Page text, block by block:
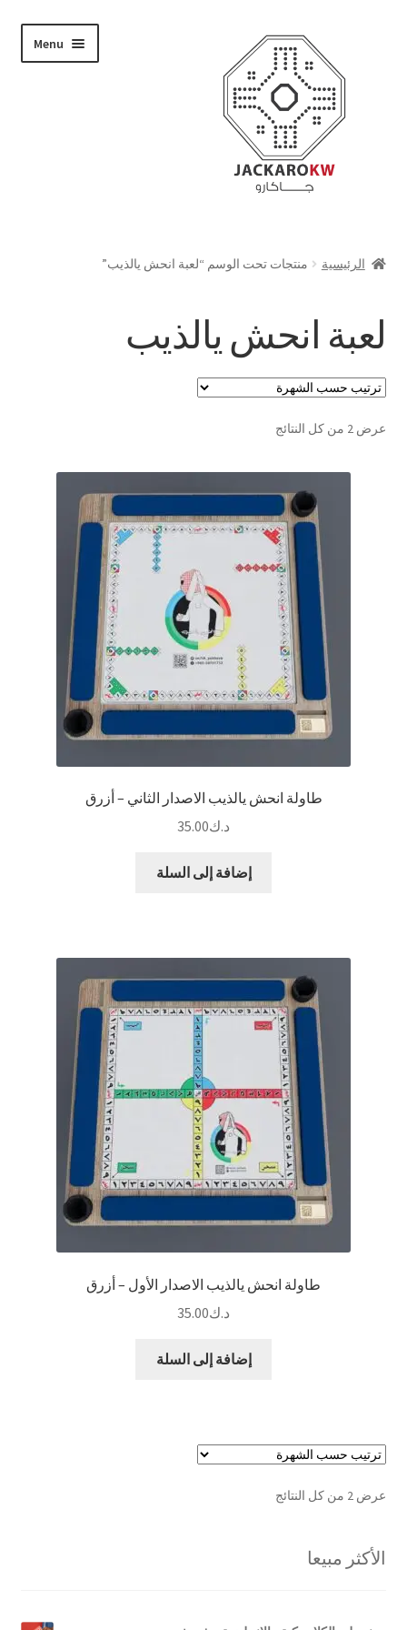
navigation
content
Menu
حسابي
الدفع
تواصل معنا
العربية
الرئيسية منتجات تحت الوسم “لعبة انحش يالذيب”
لعبة انحش يالذيب
عرض ⁦2⁩ من كل النتائج
تم
طاولة انحش يالذيب الاصدار الثاني – أزرق
د.ك35.00
إضافة إلى السلة
طاولة انحش يالذيب الاصدار الأول – أزرق
د.ك35.00
إضافة إلى السلة
عرض ⁦2⁩ من كل النتائج
تم
الأكثر مبيعا